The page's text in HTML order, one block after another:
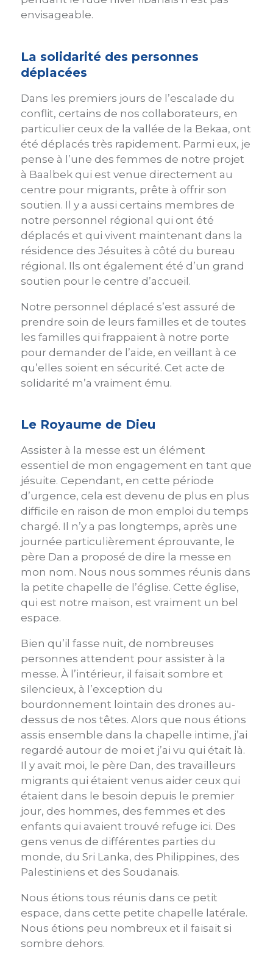
envisageable.
La solidarité des personnes
déplacées
Dans les premiers jours de l’escalade du
conflit, certains de nos collaborateurs, en
particulier ceux de la vallée de la Bekaa, ont
été déplacés très rapidement. Parmi eux, je
pense à l’une des femmes de notre projet
à Baalbek qui est venue directement au
centre pour migrants, prête à offrir son
soutien. Il y a aussi certains membres de
notre personnel régional qui ont été
déplacés et qui vivent maintenant dans la
résidence des Jésuites à côté du bureau
régional. Ils ont également été d’un grand
soutien pour le centre d’accueil.
Notre personnel déplacé s’est assuré de
prendre soin de leurs familles et de toutes
les familles qui frappaient à notre porte
pour demander de l’aide, en veillant à ce
qu’elles soient en sécurité. Cet acte de
solidarité m’a vraiment ému.
Le Royaume de Dieu
Assister à la messe est un élément
essentiel de mon engagement en tant que
jésuite. Cependant, en cette période
d’urgence, cela est devenu de plus en plus
difficile en raison de mon emploi du temps
chargé. Il n’y a pas longtemps, après une
journée particulièrement éprouvante, le
père Dan a proposé de dire la messe en
mon nom. Nous nous sommes réunis dans
la petite chapelle de l’église. Cette église,
qui est notre maison, est vraiment un bel
espace.
Bien qu’il fasse nuit, de nombreuses
personnes attendent pour assister à la
messe. À l’intérieur, il faisait sombre et
silencieux, à l’exception du
bourdonnement lointain des drones au-
dessus de nos têtes. Alors que nous étions
assis ensemble dans la chapelle intime, j’ai
regardé autour de moi et j’ai vu qui était là.
Il y avait moi, le père Dan, des travailleurs
migrants qui étaient venus aider ceux qui
étaient dans le besoin depuis le premier
jour, des hommes, des femmes et des
enfants qui avaient trouvé refuge ici. Des
gens venus de différentes parties du
monde, du Sri Lanka, des Philippines, des
Palestiniens et des Soudanais.
Nous étions tous réunis dans ce petit
espace, dans cette petite chapelle latérale.
Nous étions peu nombreux et il faisait si
sombre dehors.